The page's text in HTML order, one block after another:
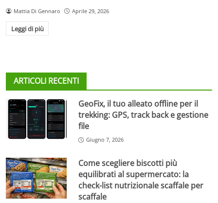
Mattia Di Gennaro Aprile 29, 2026
Leggi di più
ARTICOLI RECENTI
GeoFix, il tuo alleato offline per il
trekking: GPS, track back e gestione
file
Giugno 7, 2026
Come scegliere biscotti più
equilibrati al supermercato: la
check-list nutrizionale scaffale per
scaffale